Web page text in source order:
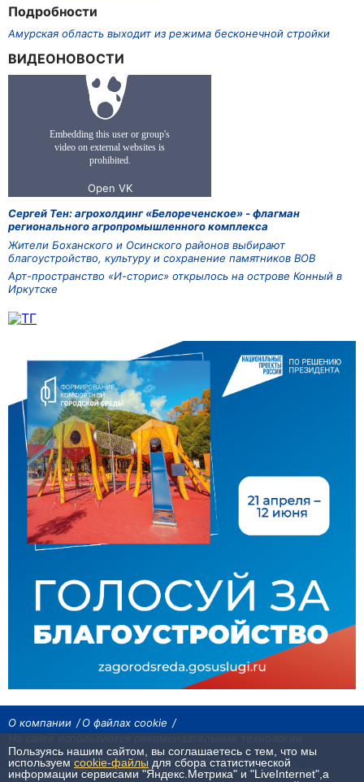
Подробности
Амурская область выходит из режима бесконечной стройки
ВИДЕОНОВОСТИ
Сергей Тен: агрохолдинг «Белореченское» - флагман
регионального агропромышленного комплекса
Жители Боханского и Осинского районов выбирают
благоустройство, культуру и сохранение памятников ВОВ
Арт-пространство «И-сторис» открылось на острове Конный в
Иркутске
О компании
О файлах cookie
Сетевое издание «Байкал24». Все права охраняются законом.
При использовании материалов агентства на других сайтах, обязательна
гиперссылка.
Пользуясь нашим сайтом, вы соглашаетесь с тем, что мы
используем cookie-файлы для сбора статистической
информации сервисами "Яндекс.Метрика" и "LiveInternet",а